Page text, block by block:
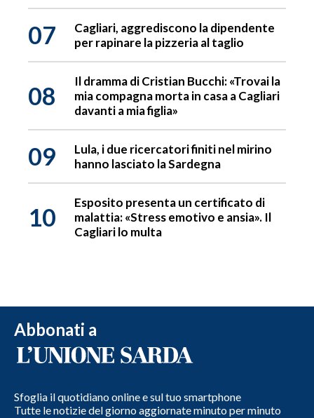
07
Cagliari, aggrediscono la dipendente
per rapinare la pizzeria al taglio
08
Il dramma di Cristian Bucchi: «Trovai la
mia compagna morta in casa a Cagliari
davanti a mia figlia»
09
Lula, i due ricercatori finiti nel mirino
hanno lasciato la Sardegna
10
Esposito presenta un certificato di
malattia: «Stress emotivo e ansia». Il
Cagliari lo multa
Abbonati a
Sfoglia il quotidiano online e sul tuo smartphone
Tutte le notizie del giorno aggiornate minuto per minuto